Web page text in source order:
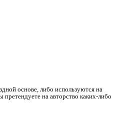
основе, либо используются на
на авторство каких-либо